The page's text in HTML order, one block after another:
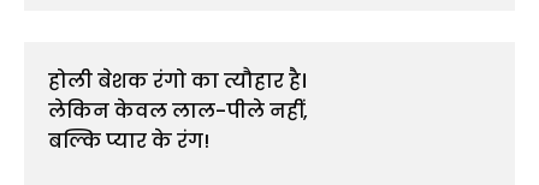
होली बेशक रंगो का त्यौहार है।
लेकिन केवल लाल-पीले नहीं,
बल्कि प्यार के रंग!